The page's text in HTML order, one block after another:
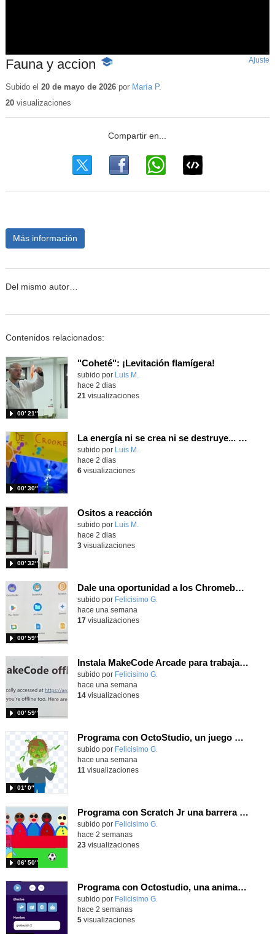
Fauna y accion
-
educativo
Ajuste
Subido el 20 de mayo de 2026por María P.
20visualizaciones
Más información
Del mismo autor…
Contenidos relacionados:
"Coheté": ¡Levitación flamígera!
Contenido educativo.
subido por Luis M.
00′ 21″
hace 2 dias
21 visualizaciones
La energía ni se crea ni se destruye... ¡se experimenta! El Tierno en la Feria Madrid es Ciencia 2026
Contenido educativo.
subido por Luis M.
00′ 30″
hace 2 dias
6visualizaciones
Ositos a reacción
Contenido educativo.
subido por Luis M.
00′ 32″
hace 2 dias
3visualizaciones
Dale una oportunidad a los Chromebooks y utiliza un proyector para realizar talleres si no tienes pantallas táctiles
Contenido educativo.
subido por Felicisimo G.
00′ 59″
hace una semana
17visualizaciones
Instala MakeCode Arcade para trabajar offline en tu tablet, ordenador, Chromebook
Contenido educativo.
subido por Felicisimo G.
00′ 59″
hace una semana
14visualizaciones
Programa con OctoStudio, un juego homenajeando al House of the dead con Zombies
Contenido educativo.
subido por Felicisimo G.
01′ 0″
hace una semana
11 visualizaciones
Programa con Scratch Jr una barrera que se desplaza para dar sensación de movimiento
Contenido educativo.
subido por Felicisimo G.
06′ 50″
hace 2 semanas
23visualizaciones
Programa con Octostudio, una animación utilizando la cámara para una foto y audio y texto para comunicar.
Contenido educativo.
subido por Felicisimo G.
hace 2 semanas
5visualizaciones